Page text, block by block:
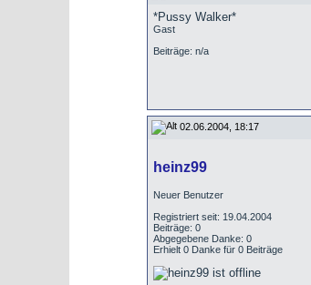
*Pussy Walker*
Gast
Beiträge: n/a
02.06.2004, 18:17
heinz99
Neuer Benutzer
Registriert seit: 19.04.2004
Beiträge: 0
Abgegebene Danke: 0
Erhielt 0 Danke für 0 Beiträge